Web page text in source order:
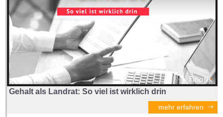
Gehalt als Landrat: So viel ist wirklich drin
mehr erfahren